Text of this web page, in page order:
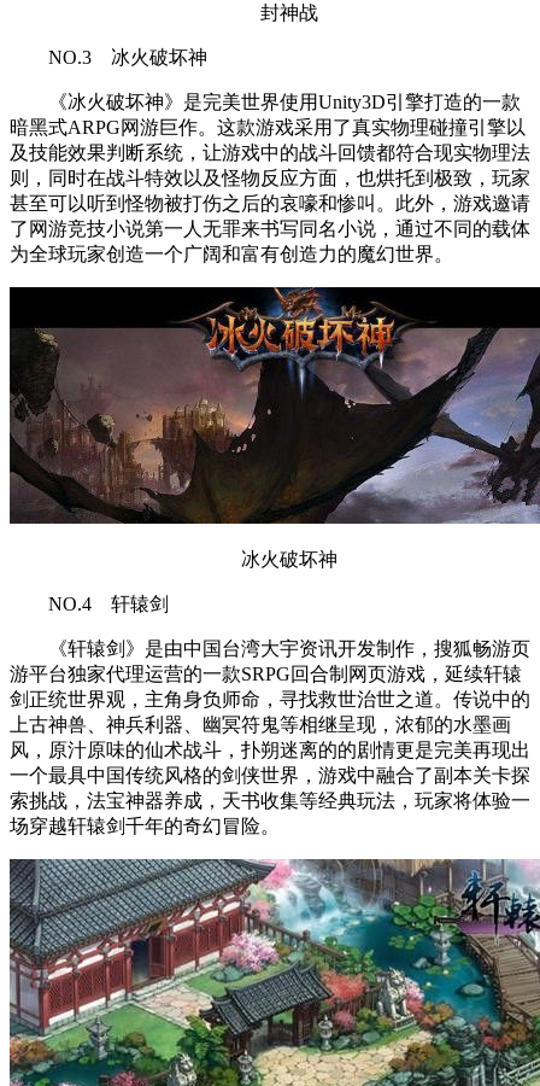
封神战
NO.3 冰火破坏神
《冰火破坏神》是完美世界使用Unity3D引擎打造的一款
暗黑式ARPG网游巨作。这款游戏采用了真实物理碰撞引擎以
及技能效果判断系统，让游戏中的战斗回馈都符合现实物理法
则，同时在战斗特效以及怪物反应方面，也烘托到极致，玩家
甚至可以听到怪物被打伤之后的哀嚎和惨叫。此外，游戏邀请
了网游竞技小说第一人无罪来书写同名小说，通过不同的载体
为全球玩家创造一个广阔和富有创造力的魔幻世界。
冰火破坏神
NO.4 轩辕剑
《轩辕剑》是由中国台湾大宇资讯开发制作，搜狐畅游页
游平台独家代理运营的一款SRPG回合制网页游戏，延续轩辕
剑正统世界观，主角身负师命，寻找救世治世之道。传说中的
上古神兽、神兵利器、幽冥符鬼等相继呈现，浓郁的水墨画
风，原汁原味的仙术战斗，扑朔迷离的的剧情更是完美再现出
一个最具中国传统风格的剑侠世界，游戏中融合了副本关卡探
索挑战，法宝神器养成，天书收集等经典玩法，玩家将体验一
场穿越轩辕剑千年的奇幻冒险。